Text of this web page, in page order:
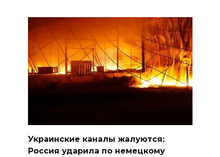
Украинские каналы жалуются:
Россия ударила по немецкому